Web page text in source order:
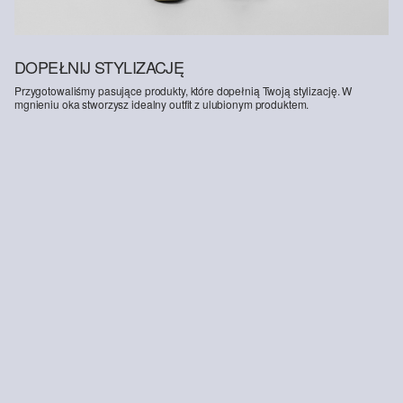
DOPEŁNIJ STYLIZACJĘ
Przygotowaliśmy pasujące produkty, które dopełnią Twoją stylizację. W
mgnieniu oka stworzysz idealny outfit z ulubionym produktem.